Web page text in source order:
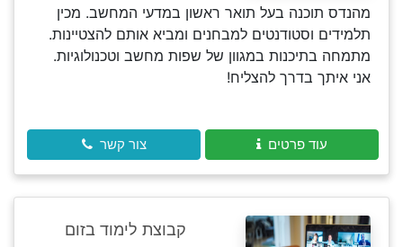
מהנדס תוכנה בעל תואר ראשון במדעי המחשב. מכין
תלמידים וסטודנטים למבחנים ומביא אותם להצטיינות.
מתמחה בתיכנות במגוון של שפות מחשב וטכנולוגיות.
אני איתך בדרך להצליח!
עוד פרטים צור קשר
קבוצת לימוד בזום